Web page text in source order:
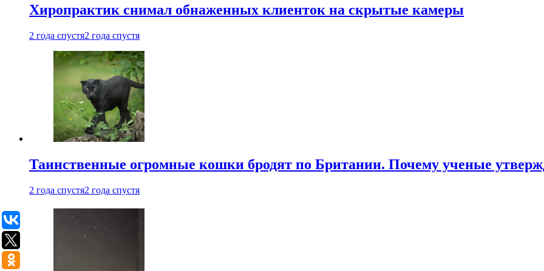
Хиропрактик снимал обнаженных клиенток на скрытые камеры
2 года спустя2 года спустя
Таинственные огромные кошки бродят по Британии. Почему ученые
2 года спустя2 года спустя